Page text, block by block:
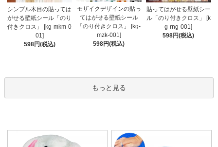
シンプル木目の貼っては
がせる壁紙シール「のり
付きクロス」 [kg-mkm-0
01]
598円(税込)
モザイクデザインの貼っ
てはがせる壁紙シール
「のり付きクロス」 [kg-
mzk-001]
598円(税込)
貼ってはがせる壁紙シー
ル「のり付きクロス」 [k
g-rng-001]
598円(税込)
もっと見る